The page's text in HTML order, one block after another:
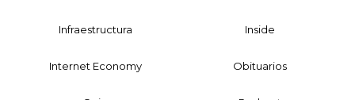
Infraestructura Inside
Internet Economy Obituarios